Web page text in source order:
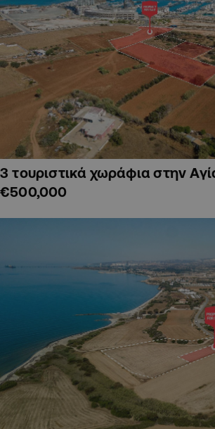
3 τουριστικά χωράφια στην
€500,000